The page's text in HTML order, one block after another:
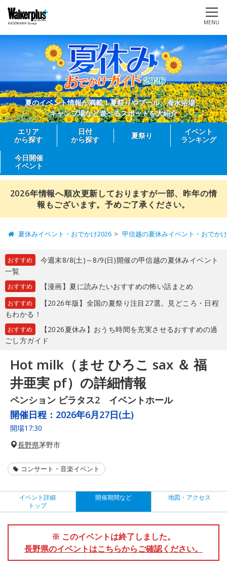
MENU
夏のイベント情報が満載！夏祭りやプール、海水浴場、
キャンプ場など遊べるスポットを大紹介
エリア
から探す
日付
から探す
夏祭り
イベント
ランキング
今日開催
イベント
2026年情報へ順次更新しておりますが一部、昨年の情
報もございます。予めご了承ください。
夏休みイベント・おでかけ2026 甲信越の夏休みイベント・おでか
おすすめ
今週末8/8(土)～8/9(日)開催の甲信越の夏休みイベント
一覧
おすすめ 【漫画】夏に読みたいおすすめの怖い話まとめ
おすすめ
【2026年版】全国の夏祭り注目27選。見どころ・日程
もわかる！
おすすめ
【2026夏休み】おうち時間を充実させるおすすめの過
ごし方ガイド
Hot milk（ませ ひろこ sax ＆ 福
井亜実 pf）の詳細情報
ペンション ピラタス2 イベントホール
開催日程： 2026年6月27日(土)
開場17:30
長野県茅野市
コンサート・音楽イベント
イベント詳細
トップ
開催期間など 地図・アクセス
※ このイベントは終了しました。
長野県のイベントはこちらからご確認ください。